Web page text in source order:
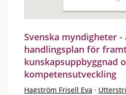
Svenska myndigheter -
handlingsplan för
kunskapsuppbyggnad
kompetensutveckling
Hagström Frisell Eva ·